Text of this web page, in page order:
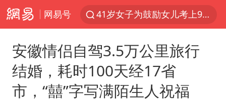
网易号
41岁女子为鼓励女儿考上985研究生
安徽情侣自驾3.5万公里旅行
结婚，耗时100天经17省
市，“囍”字写满陌生人祝福